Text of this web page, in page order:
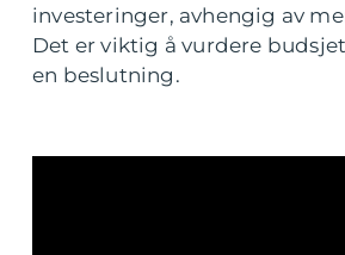
investeringer, avhengig av
Det er viktig å vurdere
en beslutning.